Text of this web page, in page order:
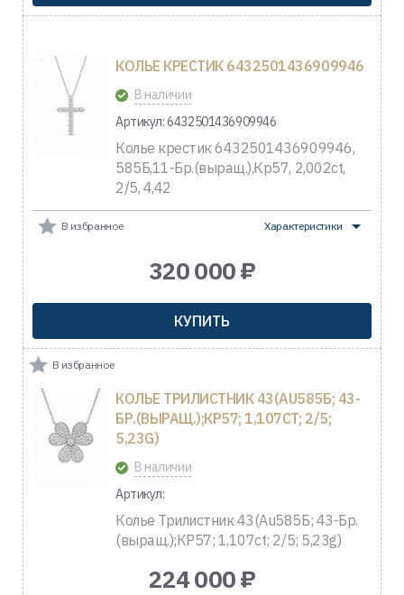
КОЛЬЕ КРЕСТИК 6432501436909946
В наличии
Артикул: 6432501436909946
Колье крестик 6432501436909946,
585Б,11-Бр.(выращ.),Кр57, 2,002ct,
2/5, 4,42
В избранное Характеристики
320 000 ₽
КУПИТЬ
КОЛЬЕ ТРИЛИСТНИК 43(AU585Б; 43-
БР.(ВЫРАЩ.);КР57; 1,107CT; 2/5;
5,23G)
В наличии
Артикул:
Колье Трилистник 43(Au585Б; 43-Бр.
(выращ.);КР57; 1,107ct; 2/5; 5,23g)
В избранное
224 000 ₽